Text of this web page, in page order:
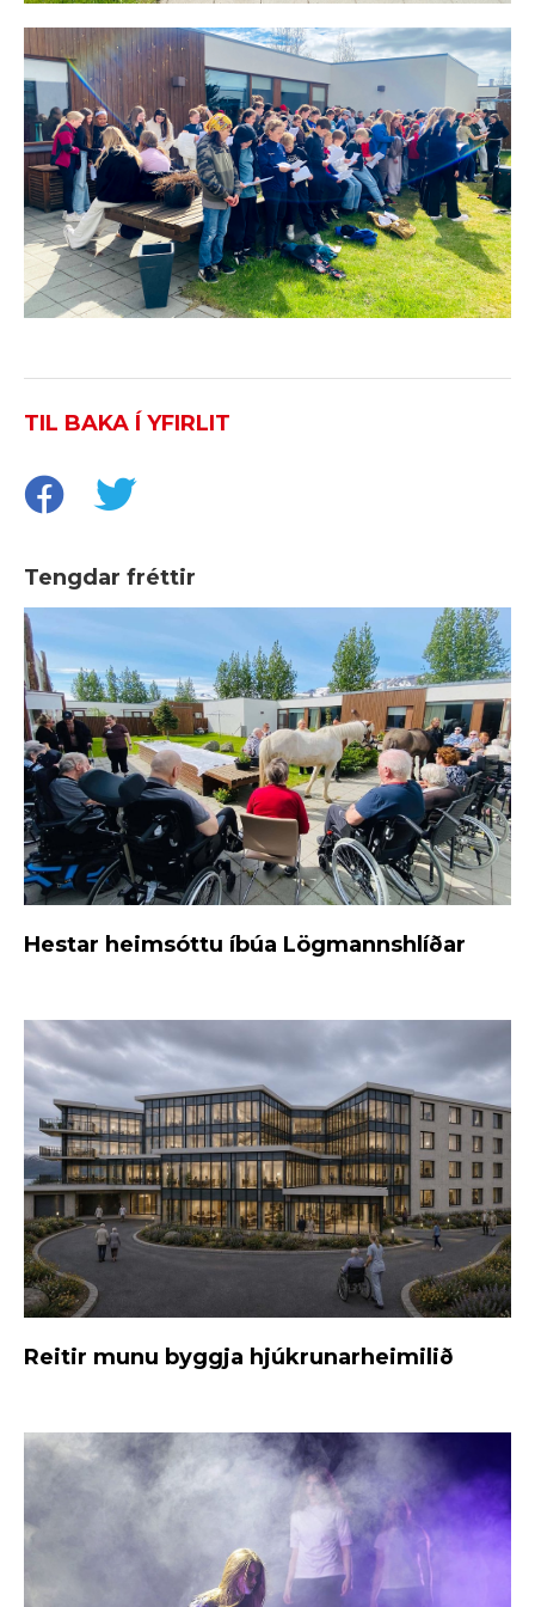
TIL BAKA Í YFIRLIT
Tengdar fréttir
Hestar heimsóttu íbúa Lögmannshlíðar
Reitir munu byggja hjúkrunarheimilið